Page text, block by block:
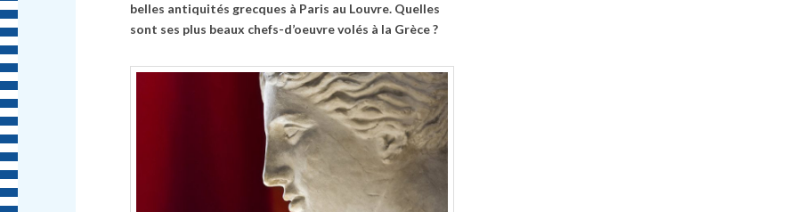
belles antiquités grecques à Paris au Louvre. Quelles
sont ses plus beaux chefs-d’oeuvre volés à la Grèce ?